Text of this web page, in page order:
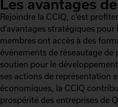
Les avantages
Rejoindre la CCIQ, c’est
d’avantages stratégiques pour
membres ont accès à des
événements de réseautage de
soutien pour le
ses actions de représentation
économiques, la CCIQ
prospérité des entreprises de